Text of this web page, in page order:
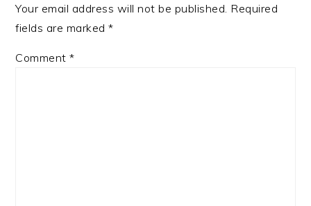
Your email address will not be published. Required
fields are marked*
Comment*